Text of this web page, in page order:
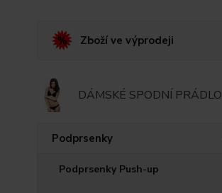
Zboží ve výprodeji
DÁMSKÉ SPODNÍ PRÁDLO
Podprsenky
Podprsenky Push-up